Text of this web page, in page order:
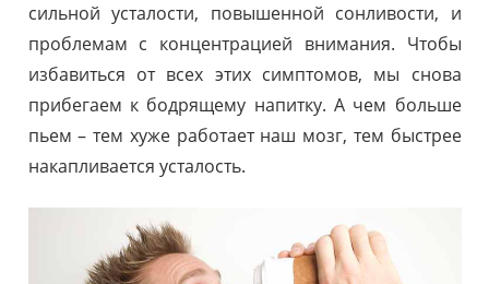
сильной усталости, повышенной сонливости, и
проблемам с концентрацией внимания. Чтобы
избавиться от всех этих симптомов, мы снова
прибегаем к бодрящему напитку. А чем больше
пьем – тем хуже работает наш мозг, тем быстрее
накапливается усталость.